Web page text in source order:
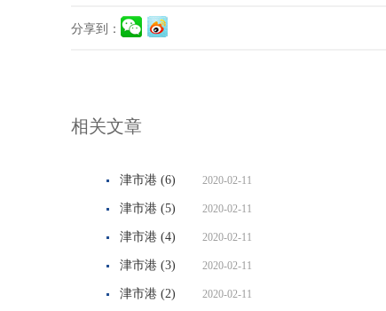
分享到：
相关文章
津市港 (6) 2020-02-11
津市港 (5) 2020-02-11
津市港 (4) 2020-02-11
津市港 (3) 2020-02-11
津市港 (2) 2020-02-11